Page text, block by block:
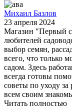
Михаил Базлов
23 апреля 2024
Магазин "Первый
любителей
выбор семян,
всего, что только
садом. Здесь
всегда готовы
советы по уходу
всем своим
Читать полностью